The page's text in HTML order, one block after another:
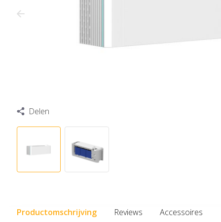
Delen
Productomschrijving Reviews Accessoires